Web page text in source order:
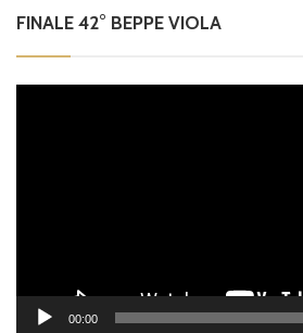
FINALE 42° BEPPE VIOLA
00:00